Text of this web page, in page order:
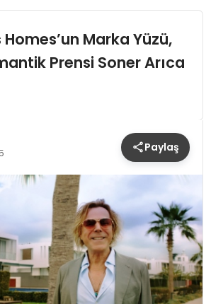
Marka Yüzü,
Prensi Soner Arıca
Paylaş